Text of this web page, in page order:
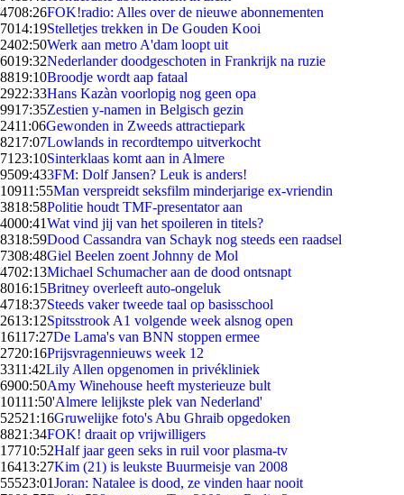
4708:26FOK!radio: Alles over de nieuwe abonnementen
7014:19Stelletjes trekken in De Gouden Kooi
2402:50Werk aan metro A'dam loopt uit
6019:32Nederlander doodgeschoten in Frankrijk na ruzie
8819:10Broodje wordt aap fataal
2922:33Hans Kazàn voorlopig nog geen opa
9917:35Zestien y-namen in Belgisch gezin
2411:06Gewonden in Zweeds attractiepark
8217:07Lowlands in recordtempo uitverkocht
71 23:10Sinterklaas komt aan in Almere
9509:433FM: Dolf Jansen? Leuk is anders!
10911:55Man verspreidt seksfilm minderjarige ex-vriendin
3818:58Politie houdt TMF-presentator aan
4000:41Wat vind jij van het spoileren in titels?
8318:59Dood Cassandra van Schayk nog steeds een raadsel
7308:48Giel Beelen zoent Johnny de Mol
4702:13Michael Schumacher aan de dood ontsnapt
8016:15Britney overleeft auto-ongeluk
4718:37Steeds vaker tweede taal op basisschool
2613:12Spitsstrook A1 volgende week alsnog open
16117:27De Lama's van BNN stoppen ermee
2720:16Prijsvragennieuws week 12
3311:42Lily Allen opgenomen in privékliniek
6900:50Amy Winehouse heeft mysterieuze bult
10111:50'Almere lelijkste plek van Nederland'
52521:16Gruwelijke foto's Abu Ghraib opgedoken
8821:34FOK! draait op vrijwilligers
17710:52Half jaar geen seks in ruil voor plasma-tv
16413:27Kim (21) is leukste Buurmeisje van 2008
55523:01Joran: Natalee is dood, ze vinden haar nooit